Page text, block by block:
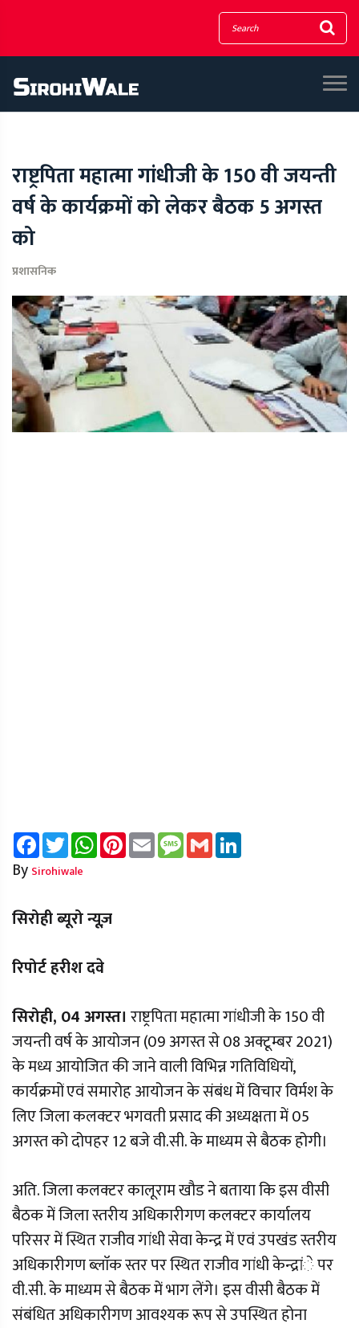
राष्ट्रपिता महात्मा गांधीजी के 150 वी जयन्ती
वर्ष के कार्यक्रमों को लेकर बैठक 5 अगस्त
को
प्रशासनिक
FacebookTwitterWhatsAppPinterest
Email Message
Gmail
By Sirohiwale
सिरोही ब्यूरो न्यूज़
रिपोर्ट हरीश दवे
सिरोही, 04 अगस्त। राष्ट्रपिता महात्मा गांधीजी के 150 वी
जयन्ती वर्ष के आयोजन (09 अगस्त से 08 अक्टूम्बर 2021)
के मध्य आयोजित की जाने वाली विभिन्न गतिविधियों,
कार्यक्रमों एवं समारोह आयोजन के संबंध में विचार विर्मश के
लिए जिला कलक्टर भगवती प्रसाद की अध्यक्षता में 05
अगस्त को दोपहर 12 बजे वी.सी. के माध्यम से बैठक होगी।
अति. जिला कलक्टर कालूराम खौड ने बताया कि इस वीसी
बैठक में जिला स्तरीय अधिकारीगण कलक्टर कार्यालय
परिसर में स्थित राजीव गांधी सेवा केन्द्र में एवं उपखंड स्तरीय
अधिकारीगण ब्लाॅक स्तर पर स्थित राजीव गांधी केन्द्रांे पर
वी.सी. के माध्यम से बैठक में भाग लेंगे। इस वीसी बैठक में
संबंधित अधिकारीगण आवश्यक रूप से उपस्थित होना